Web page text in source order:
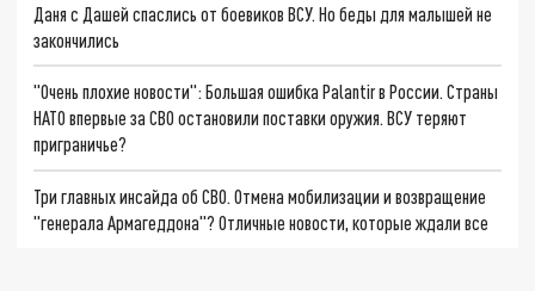
Даня с Дашей спаслись от боевиков ВСУ. Но беды для малышей не
закончились
"Очень плохие новости": Большая ошибка Palantir в России. Страны
НАТО впервые за СВО остановили поставки оружия. ВСУ теряют
приграничье?
Три главных инсайда об СВО. Отмена мобилизации и возвращение
"генерала Армагеддона"? Отличные новости, которые ждали все